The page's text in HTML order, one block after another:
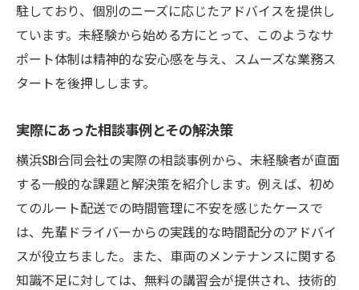
駐しており、個別のニーズに応じたアドバイスを提供し
ています。未経験から始める方にとって、このようなサ
ポート体制は精神的な安心感を与え、スムーズな業務ス
タートを後押しします。
実際にあった相談事例とその解決策
横浜SBI合同会社の実際の相談事例から、未経験者が直面
する一般的な課題と解決策を紹介します。例えば、初め
てのルート配送での時間管理に不安を感じたケースで
は、先輩ドライバーからの実践的な時間配分のアドバイ
スが役立ちました。また、車両のメンテナンスに関する
知識不足に対しては、無料の講習会が提供され、技術的